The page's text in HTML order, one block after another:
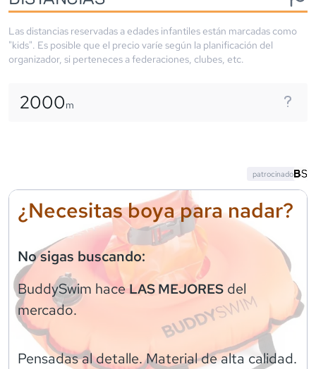
Las distancias reservadas a edades infantiles están marcadas como
"kids". Es posible que el precio varíe según la planificación del
organizador, si perteneces a federaciones, clubes, etc.
2000m
¿Necesitas boya para nadar?
No sigas buscando:
BuddySwim haceLAS MEJORES del
mercado.
Pensadas al detalle. Material de alta calidad.
patrocinado